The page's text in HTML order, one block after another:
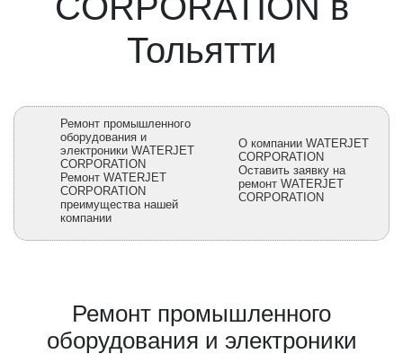
Тольятти
Ремонт промышленного
оборудования и
электроники WATERJET
CORPORATION
Ремонт WATERJET
CORPORATION
преимущества нашей
компании
О компании WATERJET
CORPORATION
Оставить заявку на
ремонт WATERJET
CORPORATION
Ремонт промышленного
оборудования и электроники